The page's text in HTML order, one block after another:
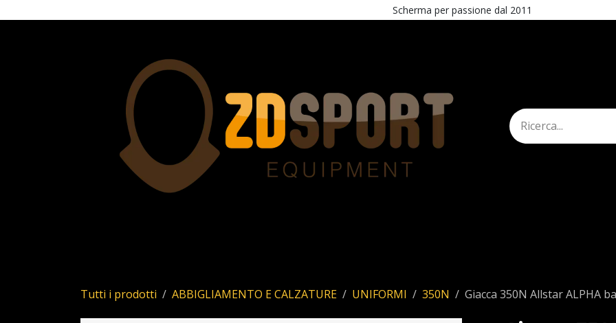
Scherma per passione dal 2011
Tutti i prodotti ABBIGLIAMENTO E CALZATURE UNIFORMI 350N Giacca 350N Allstar ALPHA